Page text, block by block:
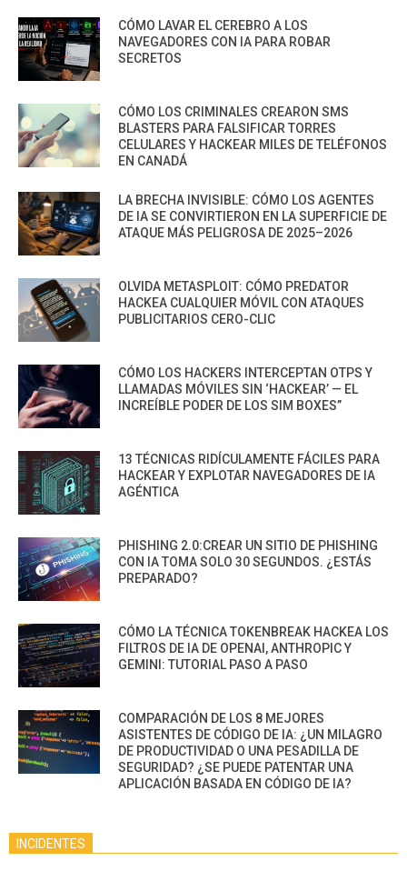
CÓMO LAVAR EL CEREBRO A LOS
NAVEGADORES CON IA PARA ROBAR
SECRETOS
CÓMO LOS CRIMINALES CREARON SMS
BLASTERS PARA FALSIFICAR TORRES
CELULARES Y HACKEAR MILES DE TELÉFONOS
EN CANADÁ
LA BRECHA INVISIBLE: CÓMO LOS AGENTES
DE IA SE CONVIRTIERON EN LA SUPERFICIE DE
ATAQUE MÁS PELIGROSA DE 2025–2026
OLVIDA METASPLOIT: CÓMO PREDATOR
HACKEA CUALQUIER MÓVIL CON ATAQUES
PUBLICITARIOS CERO-CLIC
CÓMO LOS HACKERS INTERCEPTAN OTPS Y
LLAMADAS MÓVILES SIN ‘HACKEAR’ — EL
INCREÍBLE PODER DE LOS SIM BOXES”
13 TÉCNICAS RIDÍCULAMENTE FÁCILES PARA
HACKEAR Y EXPLOTAR NAVEGADORES DE IA
AGÉNTICA
PHISHING 2.0:CREAR UN SITIO DE PHISHING
CON IA TOMA SOLO 30 SEGUNDOS. ¿ESTÁS
PREPARADO?
CÓMO LA TÉCNICA TOKENBREAK HACKEA LOS
FILTROS DE IA DE OPENAI, ANTHROPIC Y
GEMINI: TUTORIAL PASO A PASO
COMPARACIÓN DE LOS 8 MEJORES
ASISTENTES DE CÓDIGO DE IA: ¿UN MILAGRO
DE PRODUCTIVIDAD O UNA PESADILLA DE
SEGURIDAD? ¿SE PUEDE PATENTAR UNA
APLICACIÓN BASADA EN CÓDIGO DE IA?
INCIDENTES